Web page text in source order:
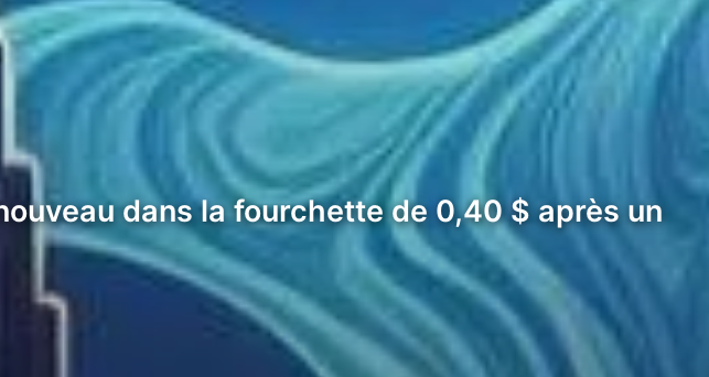
dans la fourchette de 0,40 $ après un